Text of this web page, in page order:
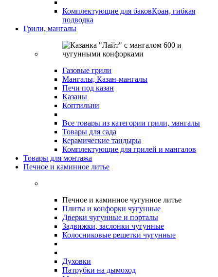
Комплектующие для баковКран, гибкая
подводка
Грили, мангалы
Газовые грили
Мангалы, Казан-мангалы
Печи под казан
Казаны
Коптильни
Все товары из категории грили, мангалы
Товары для сада
Керамические тандыры
Комплектующие для грилей и мангалов
Товары для монтажа
Печное и каминное литье
Печное и каминное чугунное литье
Плиты и конфорки чугунные
Дверки чугунные и порталы
Задвижки, заслонки чугунные
Колосниковые решетки чугунные
Духовки
Патрубки на дымоход